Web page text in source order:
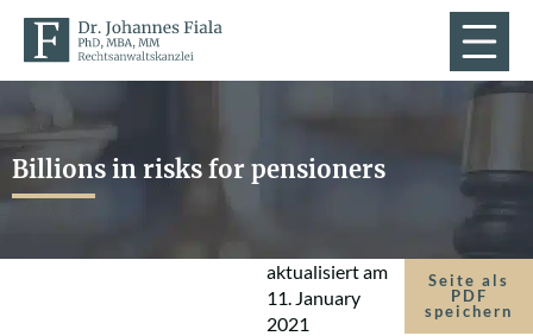
Billions in risks for pensioners
aktualisiert am
11. January
2021
Seite als
PDF
speichern